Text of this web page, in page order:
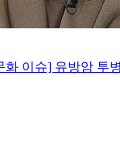
화 이슈] 유방암 투